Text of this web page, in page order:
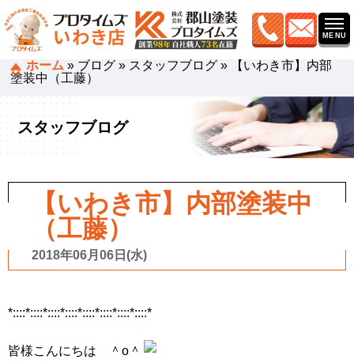
ホーム » ブログ » スタッフブログ »
【いわき市】内部
塗装中（工藤）
スタッフブログ
【いわき市】内部塗装中
（工藤）
2018年06月06日(水)
*::::*::::*::::*::::*::::*::::*::::*::::*
皆様こんにちは ＾o＾